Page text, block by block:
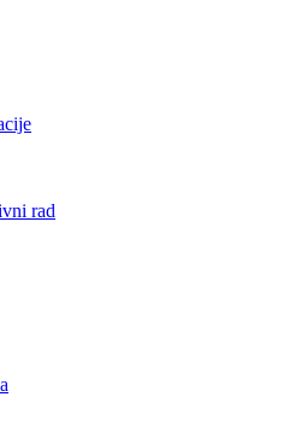
rad